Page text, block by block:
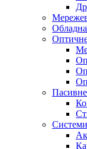
Системи